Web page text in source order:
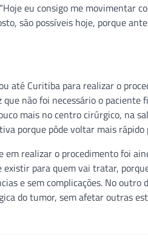
eu consigo me movimentar
são possíveis hoje, porque
até Curitiba para realizar o
não foi necessário o paciente
mais no centro cirúrgico, na
porque pôde voltar mais rápido
realizar o procedimento foi
existir para quem vai tratar,
e sem complicações. No outro
do tumor, sem afetar outras